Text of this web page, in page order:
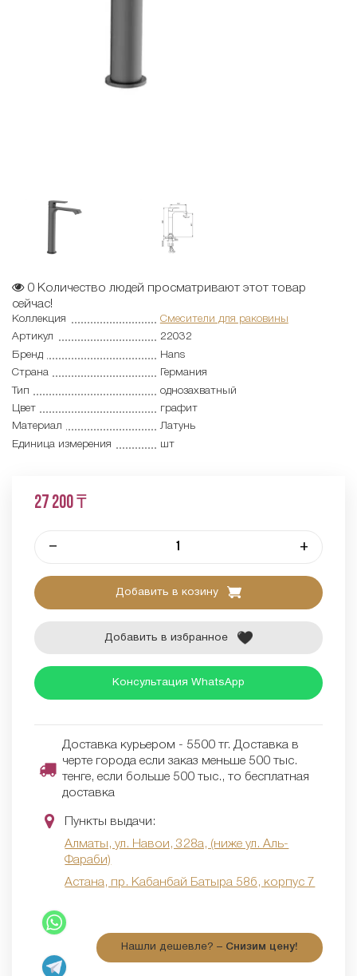
0 Количество людей просматривают этот товар
сейчас!
Коллекция
Смесители для раковины
Артикул
22032
Бренд
Hans
Страна
Германия
Тип
однозахватный
Цвет
графит
Материал
Латунь
Единица измерения
шт
27 200 ₸
– +
Добавить в козину
Добавить в избранное
Консультация WhatsApp
Доставка курьером - 5500 тг. Доставка в
черте города если заказ меньше 500 тыс.
тенге, если больше 500 тыс., то бесплатная
доставка
Пункты выдачи:
Алматы, ул. Навои, 328а, (ниже ул. Аль-
Фараби)
Астана, пр. Кабанбай Батыра 58б, корпус 7
Нашли дешевле? – Снизим цену!